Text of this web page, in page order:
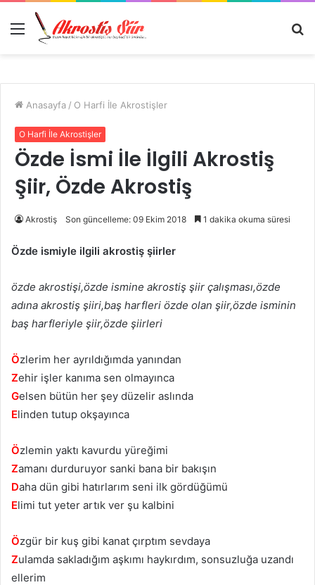
Menü
Anasayfa / O Harfi İle Akrostişler
O Harfi İle Akrostişler
Özde İsmi İle İlgili Akrostiş
Şiir, Özde Akrostiş
Akrostiş Son güncelleme: 09 Ekim 2018 1 dakika okuma süresi
Özde ismiyle ilgili akrostiş şiirler
özde akrostişi,özde ismine akrostiş şiir çalışması,özde
adına akrostiş şiiri,baş harfleri özde olan şiir,özde isminin
baş harfleriyle şiir,özde şiirleri
Özlerim her ayrıldığımda yanından
Zehir işler kanıma sen olmayınca
Gelsen bütün her şey düzelir aslında
Elinden tutup okşayınca
Özlemin yaktı kavurdu yüreğimi
Zamanı durduruyor sanki bana bir bakışın
Daha dün gibi hatırlarım seni ilk gördüğümü
Elimi tut yeter artık ver şu kalbini
Özgür bir kuş gibi kanat çırptım sevdaya
Zulamda sakladığım aşkımı haykırdım, sonsuzluğa uzandı
ellerim